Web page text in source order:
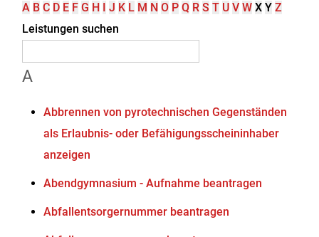
A B C D E F G H I J K L M N O P Q R S T U V W X Y Z
Leistungen suchen
A
Abbrennen von pyrotechnischen Gegenständen
als Erlaubnis- oder Befähigungsscheininhaber
anzeigen
Abendgymnasium - Aufnahme beantragen
Abfallentsorgernummer beantragen